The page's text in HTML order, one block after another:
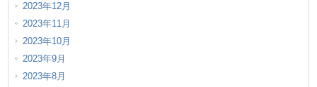
2023年12月
2023年11月
2023年10月
2023年9月
2023年8月